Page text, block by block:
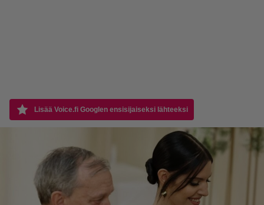
Lisää Voice.fi Googlen ensisijaiseksi lähteeksi